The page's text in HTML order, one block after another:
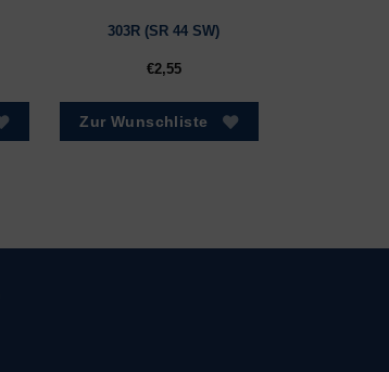
303R (SR 44 SW)
€2,55
Zur Wunschliste